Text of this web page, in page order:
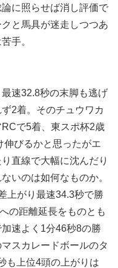
に照らせば消し評価で
と馬具が迷走しつつあ
手。
速32.8秒の末脚も逃げ
2着。そのチュウワカ
で5着、東スポ杯2歳
伸びるかと思ったがエ
直線で大幅に沈んだり
いのは如何なものか。
上がり最速34.3秒で勝
の距離延長をものとも
速よく1分46秒8の勝
スカレードボールのタ
も上位4頭の上がりは